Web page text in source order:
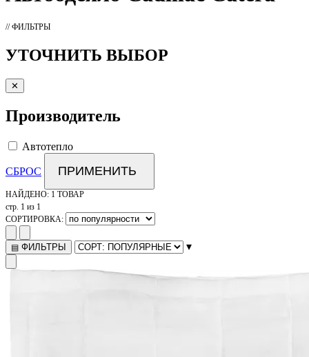
// ФИЛЬТРЫ
УТОЧНИТЬ ВЫБОР
✕
Производитель
Автотепло
СБРОС ПРИМЕНИТЬ
НАЙДЕНО: 1 ТОВАР
стр. 1 из 1
СОРТИРОВКА:
▤ ФИЛЬТРЫ ▾